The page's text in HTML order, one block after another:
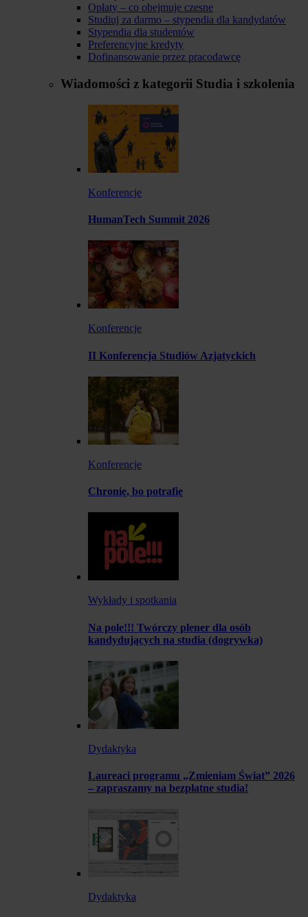
Opłaty – co obejmuje czesne
Studiuj za darmo – stypendia dla kandydatów
Stypendia dla studentów
Preferencyjne kredyty
Dofinansowanie przez pracodawcę
Wiadomości z kategorii Studia i szkolenia
Konferencje
HumanTech Summit 2026
Konferencje
II Konferencja Studiów Azjatyckich
Konferencje
Chronię, bo potrafię
Wykłady i spotkania
Na pole!!! Twórczy plener dla osób
kandydujących na studia (dogrywka)
Dydaktyka
Laureaci programu „Zmieniam Świat” 2026
– zapraszamy na bezpłatne studia!
Dydaktyka